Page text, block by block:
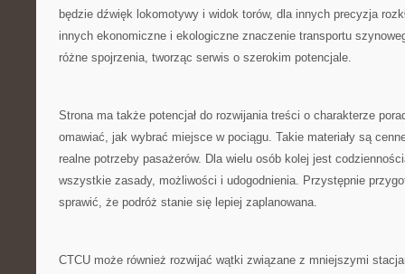
będzie dźwięk lokomotywy i widok torów, dla innych precyzja
innych ekonomiczne i ekologiczne znaczenie transportu
różne spojrzenia, tworząc serwis o szerokim potencjale.
Strona ma także potencjał do rozwijania treści o charakterze
omawiać, jak wybrać miejsce w pociągu. Takie materiały są
realne potrzeby pasażerów. Dla wielu osób kolej jest
wszystkie zasady, możliwości i udogodnienia. Przystępnie
sprawić, że podróż stanie się lepiej zaplanowana.
CTCU może również rozwijać wątki związane z mniejszymi